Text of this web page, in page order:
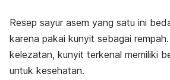
Resep sayur asem yang satu ini
karena pakai kunyit sebagai
kelezatan, kunyit terkenal memiliki
untuk kesehatan.